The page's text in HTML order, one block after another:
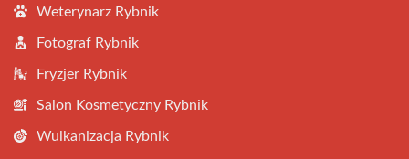
Weterynarz Rybnik
Fotograf Rybnik
Fryzjer Rybnik
Salon Kosmetyczny Rybnik
Wulkanizacja Rybnik